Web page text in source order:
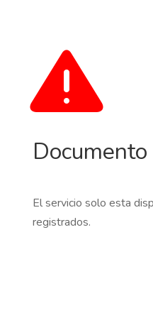
El servicio solo esta
registrados.